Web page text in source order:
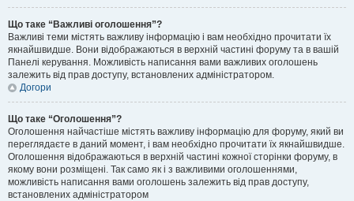
Що таке “Важливі оголошення”?
Важливі теми містять важливу інформацію і вам необхідно прочитати їх
якнайшвидше. Вони відображаються в верхній частині форуму та в вашій
Панелі керування. Можливість написання вами важливих оголошень
залежить від прав доступу, встановлених адміністратором.
Догори
Що таке “Оголошення”?
Оголошення найчастіше містять важливу інформацію для форуму, який ви
переглядаєте в даний момент, і вам необхідно прочитати їх якнайшвидше.
Оголошення відображаються в верхній частині кожної сторінки форуму, в
якому вони розміщені. Так само як і з важливими оголошеннями,
можливість написання вами оголошень залежить від прав доступу,
встановлених адміністратором